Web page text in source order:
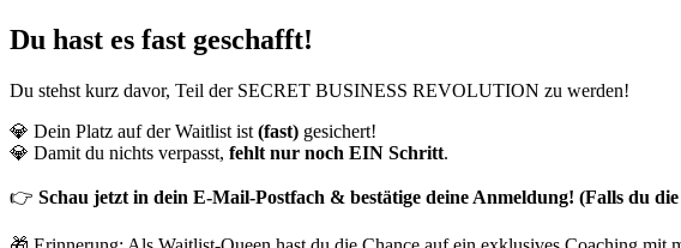
Du hast es fast geschafft!
Du stehst kurz davor, Teil der SECRET BUSINESS REVOLUTION zu werden!
💎 Dein Platz auf der Waitlist ist (fast) gesichert!
💎 Damit du nichts verpasst, fehlt nur noch EIN Schritt.
👉 Schau jetzt in dein E-Mail-Postfach & bestätige deine Anmeldung! (Falls du